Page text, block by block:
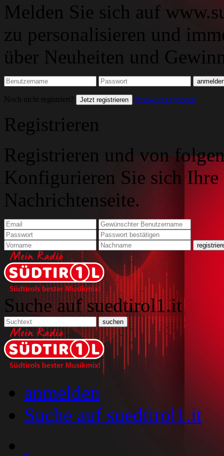
Melden Sie sich auf
zu personalisieren und
über Neuheiten und
Noch nicht registriert? Jetzt registrieren Passwort vergessen
Registrieren
Registrieren und von
Konfigurieren Sie sich
Nachrichtenseite.
Suche auf suedtirol1.it
anmelden
Suche auf suedtirol1.it